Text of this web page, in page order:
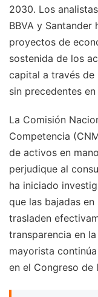
2030. Los
BBVA y
proyectos de
sostenida de los
capital a través de
sin precedentes
La Comisión
Competencia
de activos en
perjudique al
ha iniciado
que las bajadas
trasladen
transparencia en
mayorista
en el Congreso de